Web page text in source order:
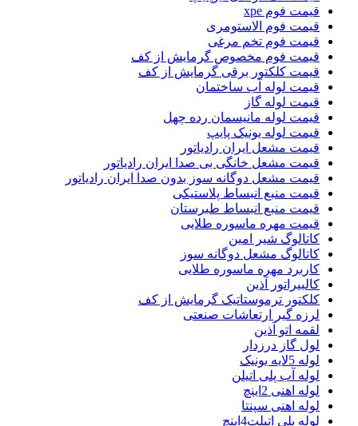
قیمت فوم xpe
قیمت فوم الاستومری
قیمت فوم تخم مرغی
قیمت فوم مخصوص گرمایش از کف
قیمت کلکتور برقی گرمایش از کف
قیمت لوله آب ساختمان
قیمت لوله گاز
قیمت لوله مانیسمان رده چهل
قیمت لوله یونیک پایپ
قیمت مشعل ایران رادیاتور
قیمت مشعل خانگی بی صدا ایران رادیاتور
قیمت مشعل دوگانه سوز بدون صدا ایران رادیاتور
قیمت منبع انبساط پلاستیکی
قیمت منبع انبساط طبرستان
قیمت مهره ماسوره طلایی
کاتالوگ شیر امین
کاتالوگ مشعل دوگانه سوز
کاربرد مهره ماسوره طلایی
کالبیراتور آذین
کلکتور ترموستاتیک گرمایش از کف
لرزه گیر ارتعاشات صنعتی
لقمه اتو آذین
لول گاز درزدار
لوله 5لایه یونیک
لوله آب پلی اتیلن
لوله اهنی 2اینچ
لوله اهنی سپنتا
لوله پلی اتیلت4اینچ